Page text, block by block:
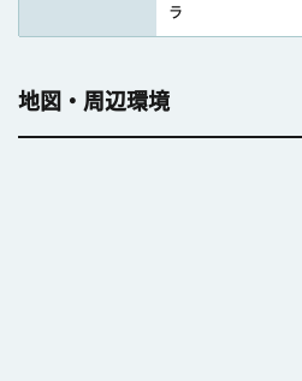
ラ
地図・周辺環境